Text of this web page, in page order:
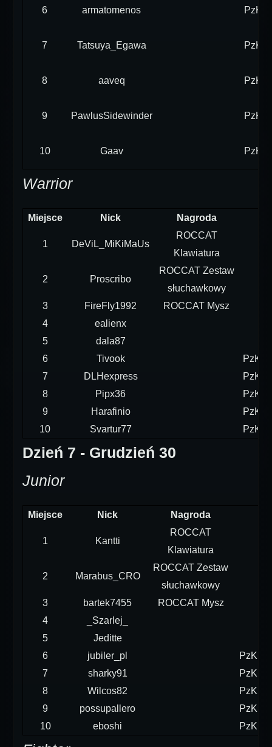
6 armatomenos
7 Tatsuya_Egawa
8 aaveq
9 PawlusSidewinder
10 Gaav
Warrior
Miejsce Nick Nagroda
1 DeViL_MiKiMaUs
ROCCAT
Klawiatura
2 Proscribo
ROCCAT Zestaw
słuchawkowy
3
FireFly1992
ROCCAT Mysz
4
ealienx
5
dala87
6
Tivook
7
DLHexpress
8
Pipx36
9
Harafinio
10
Svartur77
Dzień 7 - Grudzień 30
Junior
Miejsce Nick Nagroda
1 Kantti
ROCCAT
Klawiatura
2 Marabus_CRO
ROCCAT Zestaw
słuchawkowy
3
bartek7455
ROCCAT Mysz
4
_Szarlej_
5
Jeditte
6
jubiler_pl
7
sharky91
8
Wilcos82
9
possupallero
10
eboshi